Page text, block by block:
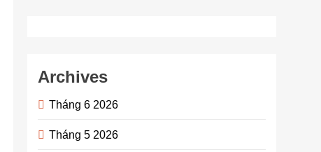
Archives
Tháng 6 2026
Tháng 5 2026